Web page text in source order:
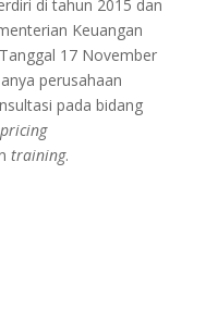
di tahun 2015 dan
Keuangan
17 November
perusahaan
pada bidang
training.